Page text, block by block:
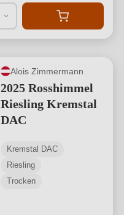
Alois Zimmermann
2025 Rosshimmel
Riesling Kremstal
DAC
Kremstal DAC
Riesling
Trocken